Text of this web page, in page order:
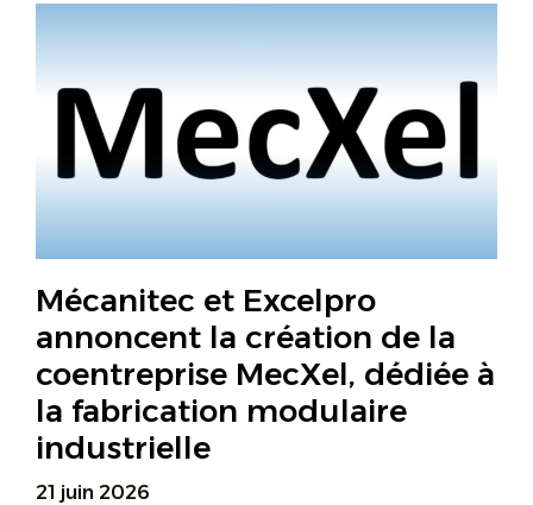
Mécanitec et Excelpro
annoncent la création de la
coentreprise MecXel, dédiée à
la fabrication modulaire
industrielle
21 juin 2026